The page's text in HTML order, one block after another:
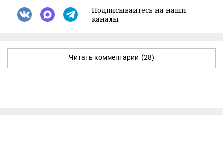
Подписывайтесь на наши
каналы
Читать комментарии (28)